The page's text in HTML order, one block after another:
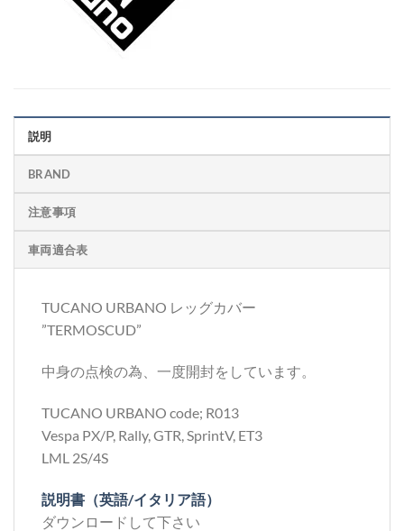
説明
BRAND
注意事項
車両適合表
TUCANO URBANO レッグカバー
”TERMOSCUD”
中身の点検の為、一度開封をしています。
TUCANO URBANO code; R013
Vespa PX/P, Rally, GTR, SprintV, ET3
LML 2S/4S
説明書（英語/イタリア語）
ダウンロードして下さい